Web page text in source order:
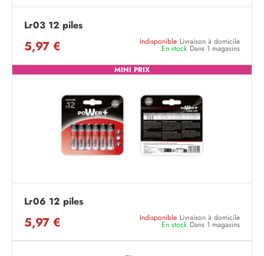
Lr03 12 piles
5,97 € Indisponible Livraison à domicile
En stock Dans 1 magasins
MINI PRIX
Lr06 12 piles
5,97 € Indisponible Livraison à domicile
En stock Dans 1 magasins